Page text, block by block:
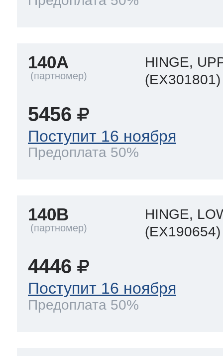
140A
HINGE,
(EX301801)
5456
Поступит 16 ноября
Предоплата 50%
140B
HINGE,
(EX190654)
4446
Поступит 16 ноября
Предоплата 50%